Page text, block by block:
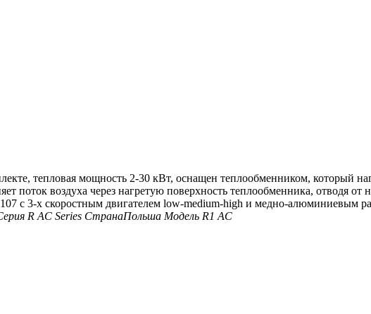
тепловая мощность 2-30 кВт, оснащен теплообменником, который
поток воздуха через нагретую поверхность теплообменника, отводя
с 3-х скоростным двигателем low-medium-high и медно-алюминиевым
R AC Series СтранаПольша Модель R1 AC